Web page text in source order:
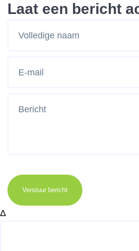
Laat een bericht
Verstuur bericht
Δ